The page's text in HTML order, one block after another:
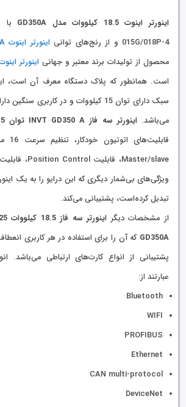
اینورتر اینوت 18.5 کیلووات مدل GD350A
015G/018P-4 و از رنج‌های توانی
اینورتر اینوت GD350A
محصول از تولیدات برند معتبر و جهانی اینورتر
است. همانطور که پلاک دستگاه معرف آن است،
می‌باشد.اینورتر سه فاز INVT GD350 A توان 18.5 کیلووات
ویژگی‌های بی‌شمار دیگری که این درایو را به یک
تبدیل کرده‌است، پشتیبانی می‌کند.
از مشخصات دیگر
GD350A که آن را برای استفاده در هر کاربری
پشتیبانی از انواع کارت‌های ارتباطی می‌باشد.
عبارتند از:
Bluetooth
WIFI
PROFIBUS
Ethernet
CAN multi-protocol
DeviceNet